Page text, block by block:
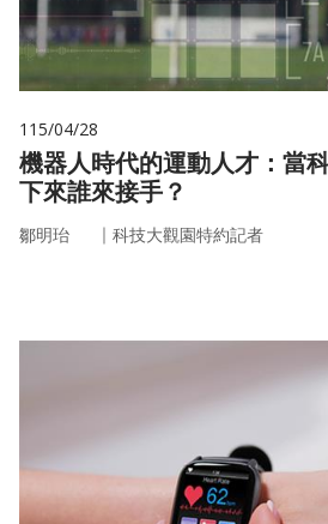
115/04/28
機器人時代的運動人才：當
下來誰來接手？
鄒明珆 ｜ 科技大觀園特約記者